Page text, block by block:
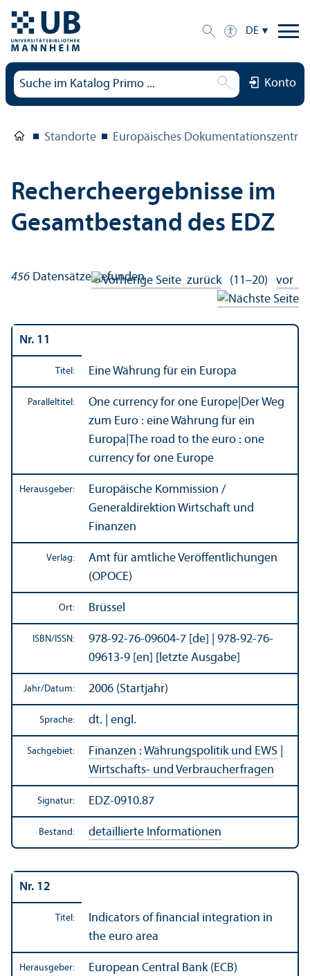
DE
Konto
Standorte Europäisches
Rechercheergebnisse im
Gesamtbestand des EDZ
456 Datensätze gefunden zurück(11–20) vor
Nr. 11
Titel: Eine Währung für ein Europa
Paralleltitel: One currency for one Europe Der Weg
zum Euro : eine Währung für ein
Europa The road to the euro : one
currency for one Europe
Herausgeber:
Europäische Kommission /
Generaldirektion Wirtschaft und
Finanzen
Verlag:
Amt für amtliche Veröffentlichungen
(OPOCE)
Ort: Brüssel
ISBN/ISSN:
978-92-76-09604-7 [de] | 978-92-76-
09613-9 [en] [letzte Ausgabe]
Jahr/Datum: 2006 (Startjahr)
Sprache: dt. | engl.
Sachgebiet: Finanzen : Währungs­politik und EWS
Wirtschafts- und Verbraucherfragen
Signatur: EDZ-0910.87
Bestand: detaillierte Informationen
Nr. 12
Titel:
Indicators of financial integration in
the euro area
Herausgeber: European Central Bank (ECB)